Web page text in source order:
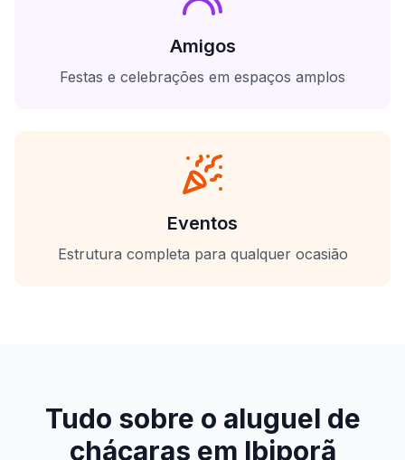
Amigos
Festas e celebrações em espaços amplos
Eventos
Estrutura completa para qualquer ocasião
Tudo sobre o aluguel de
chácaras em Ibiporã